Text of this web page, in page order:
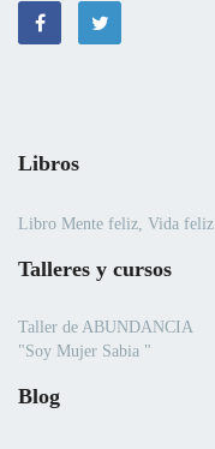
Libros
Libro Mente feliz, Vida feliz
Talleres y cursos
Taller de ABUNDANCIA
"Soy Mujer Sabia "
Blog